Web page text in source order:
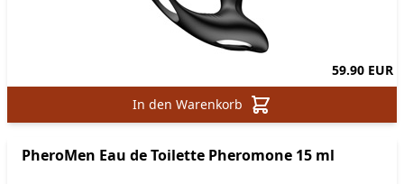
59.90 EUR
In den Warenkorb
PheroMen Eau de Toilette Pheromone 15 ml